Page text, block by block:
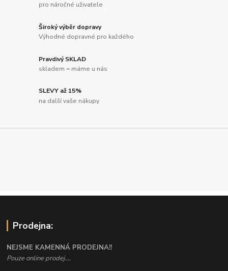
pro náročné uživatele
Široký výběr dopravy
Výhodné dopravné pro každého
Pravdivý SKLAD
skladem = máme u nás
SLEVY až 15%
na další vaše nákupy
Prodejna:
NEJSME KAMENNÁ PRODEJNA!!
Pouze online prodej....